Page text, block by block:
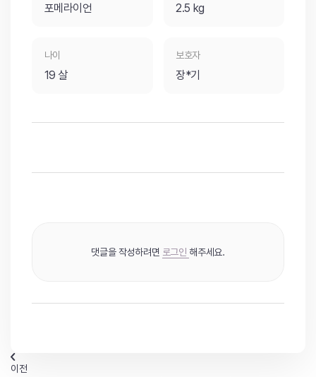
포메라이언 2.5 kg
나이
19 살
보호자
장*기
댓글을 작성하려면 로그인 해주세요.
이전